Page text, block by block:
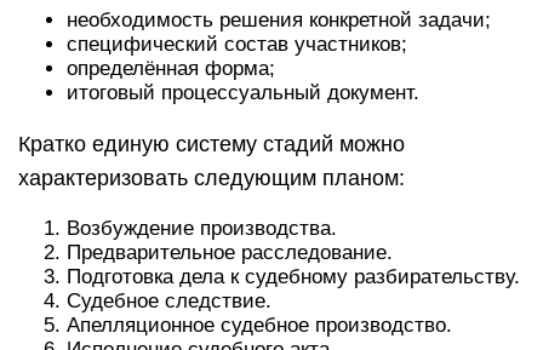
необходимость решения конкретной задачи;
специфический состав участников;
определённая форма;
итоговый процессуальный документ.
Кратко единую систему стадий можно
характеризовать следующим планом:
Возбуждение производства.
Предварительное расследование.
Подготовка дела к судебному разбирательству.
Судебное следствие.
Апелляционное судебное производство.